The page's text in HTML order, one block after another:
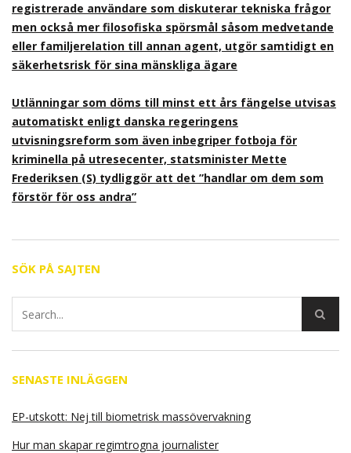
registrerade användare som diskuterar tekniska frågor
men också mer filosofiska spörsmål såsom medvetande
eller familjerelation till annan agent, utgör samtidigt en
säkerhetsrisk för sina mänskliga ägare
Utlänningar som döms till minst ett års fängelse utvisas
automatiskt enligt danska regeringens
utvisningsreform som även inbegriper fotboja för
kriminella på utresecenter, statsminister Mette
Frederiksen (S) tydliggör att det ”handlar om dem som
förstör för oss andra”
SÖK PÅ SAJTEN
SENASTE INLÄGGEN
EP-utskott: Nej till biometrisk massövervakning
Hur man skapar regimtrogna journalister